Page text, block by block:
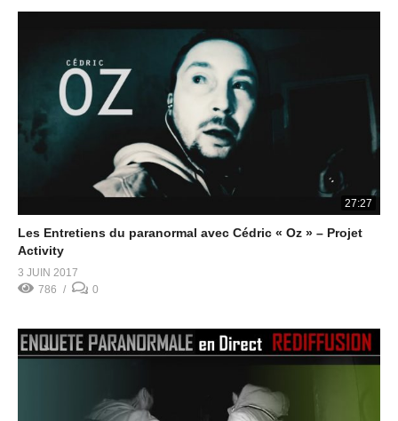
27:27
Les Entretiens du paranormal avec Cédric « Oz » – Projet
Activity
3 JUIN 2017
786
0